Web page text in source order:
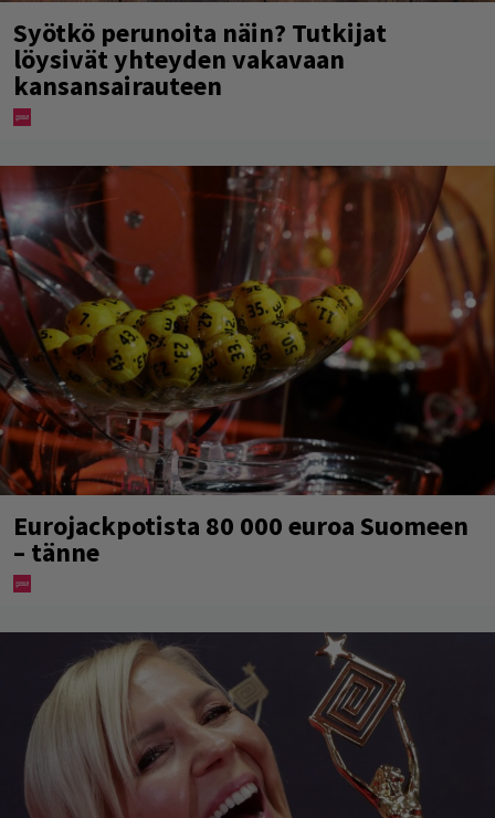
Syötkö perunoita näin? Tutkijat
löysivät yhteyden vakavaan
kansansairauteen
Eurojackpotista 80 000 euroa Suomeen
– tänne